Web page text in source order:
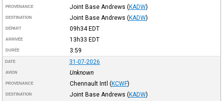
PROVENANCE Joint Base Andrews (KADW)
DESTINATION Joint Base Andrews (KADW)
DÉPART 09h34EDT
ARRIVÉE 13h33 EDT
DURÉE 3:59
DATE 31-07-2026
AVION Unknown
PROVENANCE Chennault Intl (KCWF)
DESTINATION Joint Base Andrews (KADW)